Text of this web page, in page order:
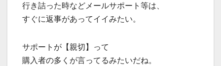
行き詰った時などメールサポート等は、
すぐに返事があってイイみたい。
サポートが【親切】って
購入者の多くが言ってるみたいだね。